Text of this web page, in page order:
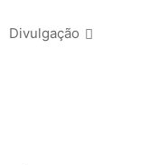
Divulgação